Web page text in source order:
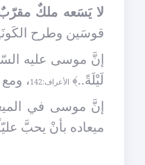
لا يَسَعه ملكٌ
قوسَين وطرح
إنَّ موسى عليه
لَيْلَةً..﴾ الأعراف:142
،
إنَّ موسى في
ميعاده بأنْ يحبَّ